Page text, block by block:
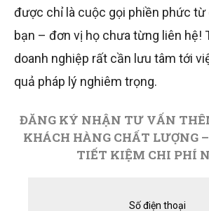
được chỉ là cuộc gọi phiền phức từ
bạn – đơn vị họ chưa từng liên hệ!
doanh nghiệp rất cần lưu tâm tới
quả pháp lý nghiêm trọng.
ĐĂNG KÝ NHẬN TƯ VẤN
KHÁCH HÀNG CHẤT LƯỢNG
TIẾT KIỆM CHI PHÍ
Số điện thoại